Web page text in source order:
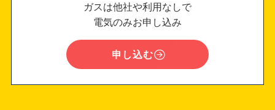
ガスは他社や利用なしで
電気のみお申し込み
申し込む